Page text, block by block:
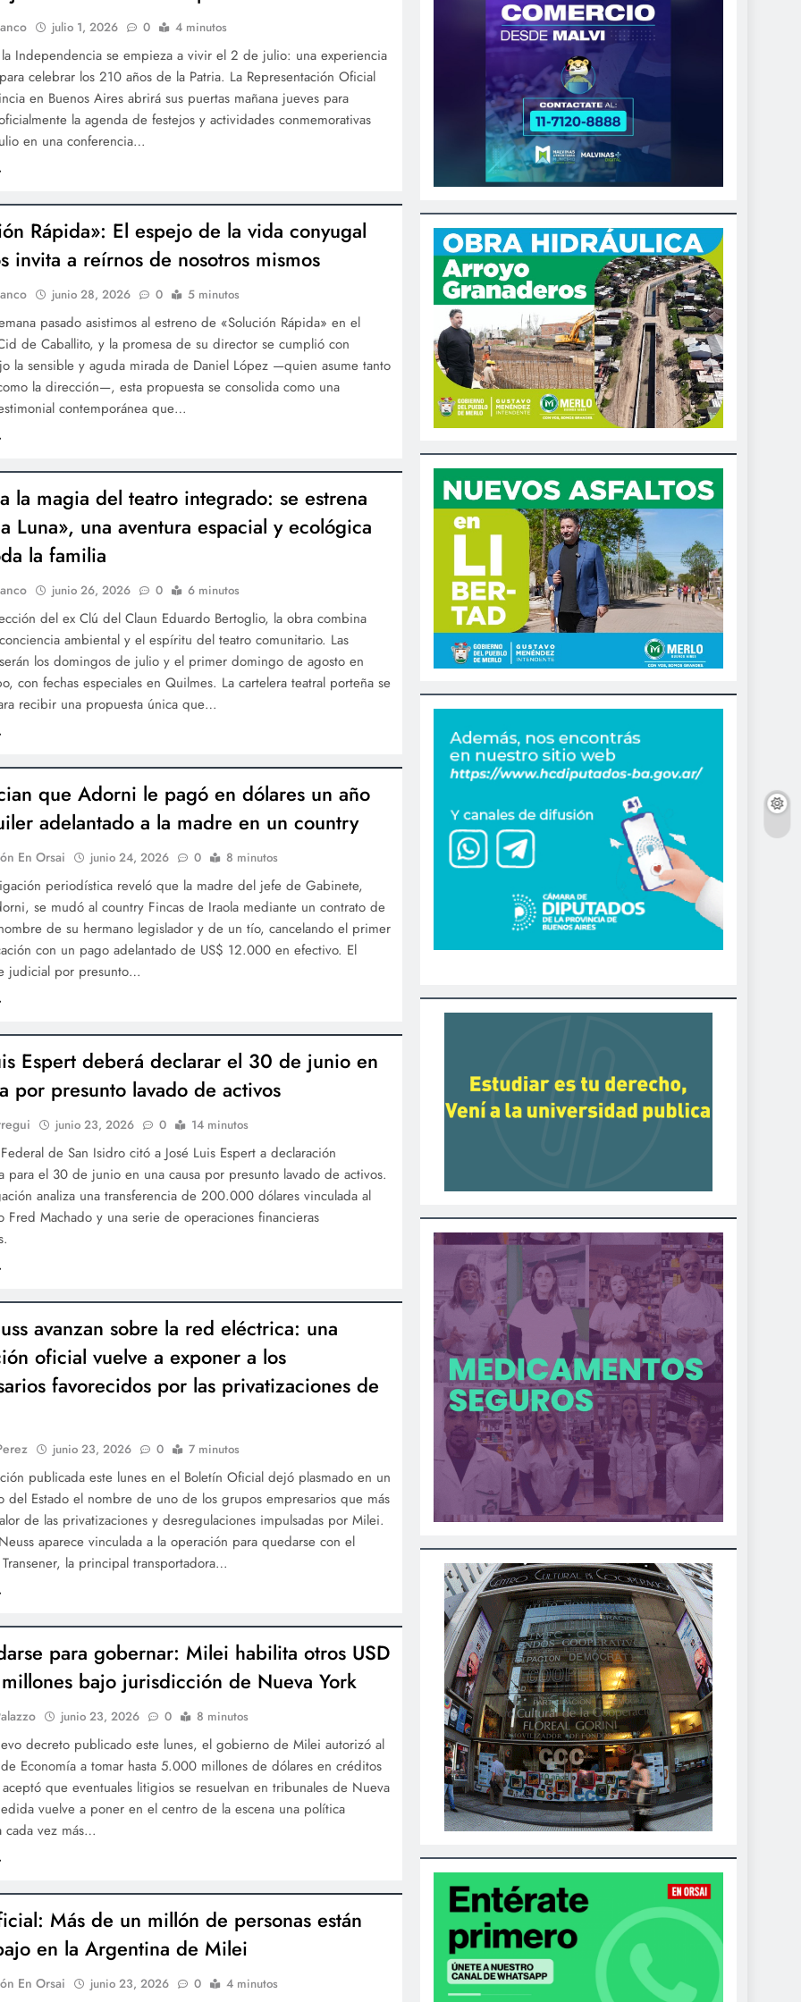
julio 1, 2026 0 4 minutos
Independencia se empieza a vivir el 2 de julio: una experiencia
celebrar los 210 años de la Patria. La Representación Oficial
en Buenos Aires abrirá sus puertas mañana jueves para
la agenda de festejos y actividades conmemorativas
en una conferencia…
Rápida»: El espejo de la vida conyugal
invita a reírnos de nosotros mismos
junio 28, 2026 0 5 minutos
pasado asistimos al estreno de «Solución Rápida» en el
de Caballito, y la promesa de su director se cumplió con
la sensible y aguda mirada de Daniel López —quien asume tanto
la dirección—, esta propuesta se consolida como una
contemporánea que…
la magia del teatro integrado: se estrena
Luna», una aventura espacial y ecológica
la familia
junio 26, 2026 0 6 minutos
del ex Clú del Claun Eduardo Bertoglio, la obra combina
ambiental y el espíritu del teatro comunitario. Las
los domingos de julio y el primer domingo de agosto en
con fechas especiales en Quilmes. La cartelera teatral porteña se
recibir una propuesta única que…
que Adorni le pagó en dólares un año
adelantado a la madre en un country
En Orsai junio 24, 2026 0 8 minutos
periodística reveló que la madre del jefe de Gabinete,
se mudó al country Fincas de Iraola mediante un contrato de
de su hermano legislador y de un tío, cancelando el primer
con un pago adelantado de US$ 12.000 en efectivo. El
judicial por presunto…
Espert deberá declarar el 30 de junio en
por presunto lavado de activos
junio 23, 2026 0 14 minutos
de San Isidro citó a José Luis Espert a declaración
para el 30 de junio en una causa por presunto lavado de activos.
analiza una transferencia de 200.000 dólares vinculada al
Fred Machado y una serie de operaciones financieras
avanzan sobre la red eléctrica: una
oficial vuelve a exponer a los
favorecidos por las privatizaciones de
junio 23, 2026 0 7 minutos
publicada este lunes en el Boletín Oficial dejó plasmado en un
del Estado el nombre de uno de los grupos empresarios que más
de las privatizaciones y desregulaciones impulsadas por Milei.
aparece vinculada a la operación para quedarse con el
la principal transportadora…
para gobernar: Milei habilita otros USD
bajo jurisdicción de Nueva York
junio 23, 2026 0 8 minutos
decreto publicado este lunes, el gobierno de Milei autorizó al
Economía a tomar hasta 5.000 millones de dólares en créditos
que eventuales litigios se resuelvan en tribunales de Nueva
vuelve a poner en el centro de la escena una política
cada vez más…
Más de un millón de personas están
en la Argentina de Milei
En Orsai junio 23, 2026 0 4 minutos